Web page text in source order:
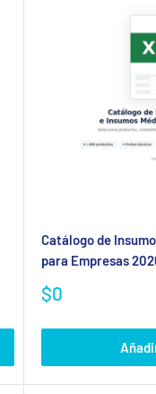
Catálogo de
para Empresas
Precio
venta
$0